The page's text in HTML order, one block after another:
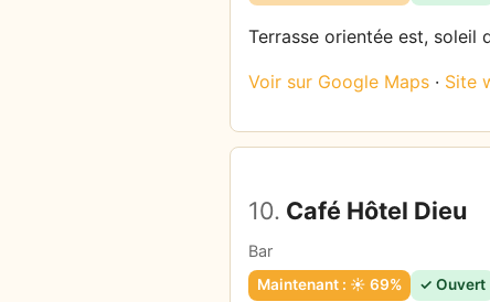
Terrasse orientée est, soleil
Voir sur Google Maps · Site
10. Café Hôtel Dieu
Bar
Maintenant : ☀️ 69% ✓ Ouvert